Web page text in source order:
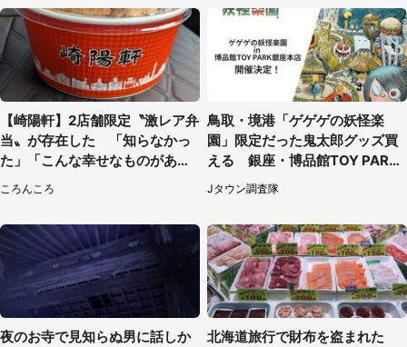
【崎陽軒】2店舗限定〝激レア弁
当〟が存在した 「知らなかっ
た」「こんな幸せなものがあっ
たなんて...」
ころんころ
鳥取・境港「ゲゲゲの妖怪楽
園」限定だった鬼太郎グッズ買
える 銀座・博品館TOY PARK
へ急げ【8／8～31】
Jタウン調査隊
夜のお寺で見知らぬ男に話しか
北海道旅行で財布を盗まれた